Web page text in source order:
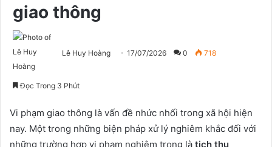
giao thông
Lê Huy Hoàng 17/07/2026 0 718
Đọc Trong 3 Phút
Vi phạm giao thông là vấn đề nhức nhối trong xã hội hiện
nay. Một trong những biện pháp xử lý nghiêm khắc đối với
những trường hợp vi phạm nghiêm trọng là tịch thu